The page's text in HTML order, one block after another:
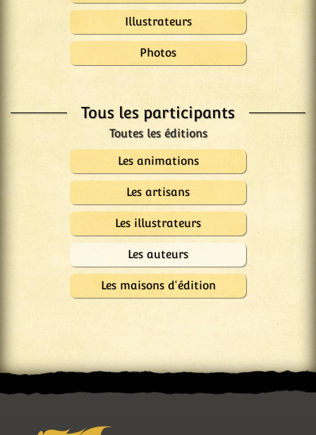
Illustrateurs
Photos
Tous les participants
Les animations
Les artisans
Les illustrateurs
Les auteurs
Les maisons d'édition